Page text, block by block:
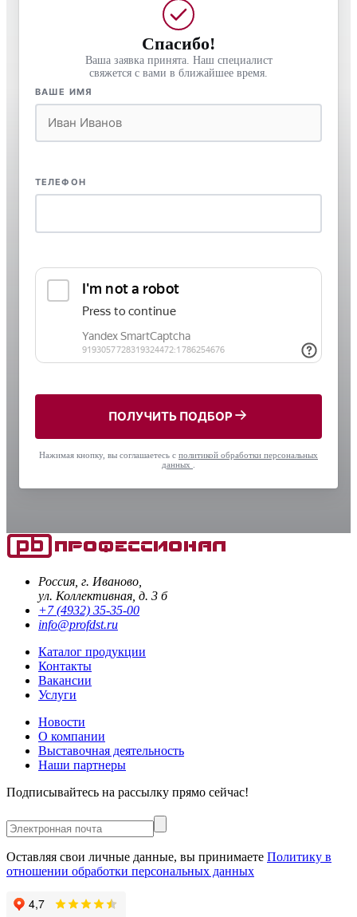
Спасибо!
Ваша заявка принята. Наш специалист
свяжется с вами в ближайшее время.
ВАШЕ ИМЯ
ТЕЛЕФОН
ПОЛУЧИТЬ ПОДБОР
Нажимая кнопку, вы соглашаетесь с политикой обработки персональных
данных
Россия, г. Иваново,
ул. Коллективная, д. 3 б
+7 (4932) 35-35-00
info@profdst.ru
Каталог продукции
Контакты
Вакансии
Услуги
Новости
О компании
Выставочная деятельность
Наши партнеры
Подписывайтесь на рассылку прямо сейчас!
Оставляя свои личные данные, вы принимаете Политику в
отношении обработки персональных данных